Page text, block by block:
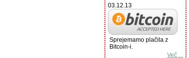
03.12.13
Sprejemamo plačila z
Bitcoin-i.
Več ...